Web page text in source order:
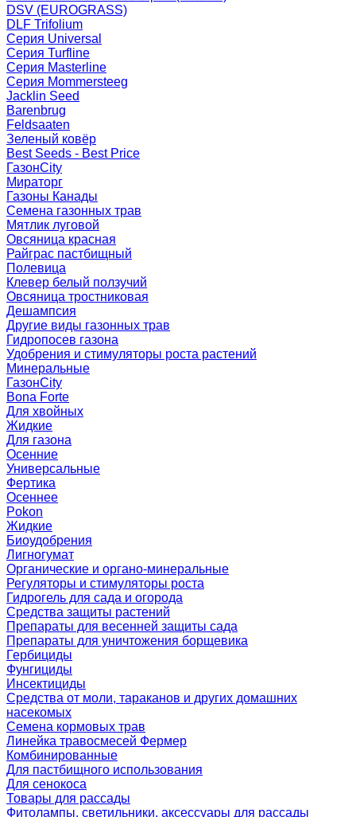
DSV (EUROGRASS)
DLF Trifolium
Серия Universal
Серия Turfline
Серия Masterline
Серия Mommersteeg
Jacklin Seed
Barenbrug
Feldsaaten
Зеленый ковёр
Best Seeds - Best Price
ГазонCity
Мираторг
Газоны Канады
Семена газонных трав
Мятлик луговой
Овсяница красная
Райграс пастбищный
Полевица
Клевер белый ползучий
Овсяница тростниковая
Дешампсия
Другие виды газонных трав
Гидропосев газона
Удобрения и стимуляторы роста растений
Минеральные
ГазонCity
Bona Forte
Для хвойных
Жидкие
Для газона
Осенние
Универсальные
Фертика
Осеннее
Pokon
Жидкие
Биоудобрения
Лигногумат
Органические и органо-минеральные
Регуляторы и стимуляторы роста
Гидрогель для сада и огорода
Средства защиты растений
Препараты для весенней защиты сада
Препараты для уничтожения борщевика
Гербициды
Фунгициды
Инсектициды
Средства от моли, тараканов и других домашних
насекомых
Семена кормовых трав
Линейка травосмесей Фермер
Комбинированные
Для пастбищного использования
Для сенокоса
Товары для рассады
Фитолампы, светильники, аксессуары для рассады